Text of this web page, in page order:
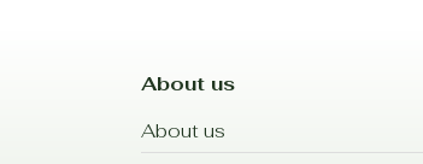
About us
About us